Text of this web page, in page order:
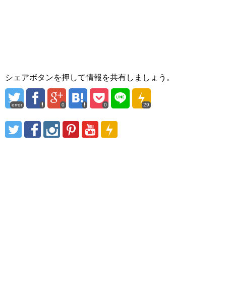
シェアボタンを押して情報を共有しましょう。
error 0 0 29